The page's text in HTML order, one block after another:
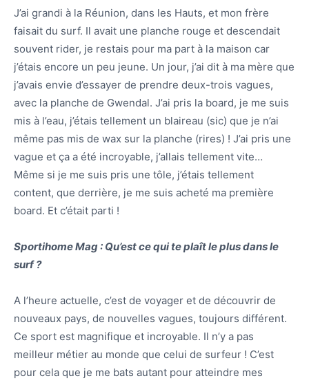
J’ai grandi à la Réunion, dans les Hauts, et mon frère
faisait du surf. Il avait une planche rouge et descendait
souvent rider, je restais pour ma part à la maison car
j’étais encore un peu jeune. Un jour, j’ai dit à ma mère que
j’avais envie d’essayer de prendre deux-trois vagues,
avec la planche de Gwendal. J’ai pris la board, je me suis
mis à l’eau, j’étais tellement un blaireau (sic) que je n’ai
même pas mis de wax sur la planche (rires) ! J’ai pris une
vague et ça a été incroyable, j’allais tellement vite…
Même si je me suis pris une tôle, j’étais tellement
content, que derrière, je me suis acheté ma première
board. Et c’était parti !
Sportihome Mag : Qu’est ce qui te plaît le plus dans le
surf ?
A l’heure actuelle, c’est de voyager et de découvrir de
nouveaux pays, de nouvelles vagues, toujours différent.
Ce sport est magnifique et incroyable. Il n’y a pas
meilleur métier au monde que celui de surfeur ! C’est
pour cela que je me bats autant pour atteindre mes